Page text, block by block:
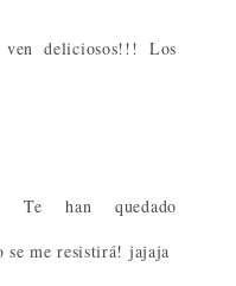
ven deliciosos!!! Los
Te han quedado
me resistirá! jajaja